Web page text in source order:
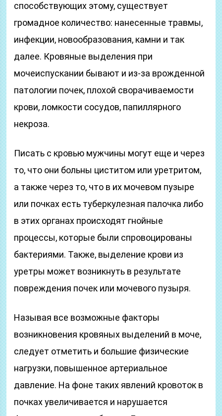
способствующих этому, существует
громадное количество: нанесенные травмы,
инфекции, новообразования, камни и так
далее. Кровяные выделения при
мочеиспускании бывают и из-за врожденной
патологии почек, плохой сворачиваемости
крови, ломкости сосудов, папиллярного
некроза.
Писать с кровью мужчины могут еще и через
то, что они больны циститом или уретритом,
а также через то, что в их мочевом пузыре
или почках есть туберкулезная палочка либо
в этих органах происходят гнойные
процессы, которые были спровоцированы
бактериями. Также, выделение крови из
уретры может возникнуть в результате
повреждения почек или мочевого пузыря.
Называя все возможные факторы
возникновения кровяных выделений в моче,
следует отметить и большие физические
нагрузки, повышенное артериальное
давление. На фоне таких явлений кровоток в
почках увеличивается и нарушается